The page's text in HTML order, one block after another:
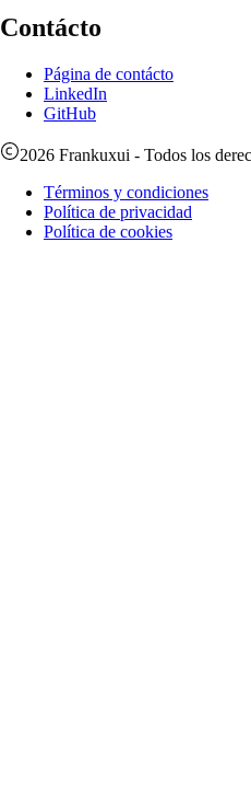
Contácto
Página de contácto
LinkedIn
GitHub
2026 Frankuxui - Todos los
Términos y condiciones
Política de privacidad
Política de cookies